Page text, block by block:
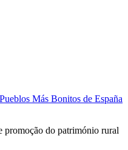
Más Bonitos de España
promoção do património rural